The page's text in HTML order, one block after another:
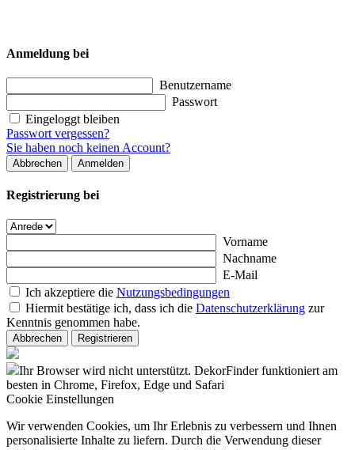
Anmeldung bei
Benutzername
Passwort
Eingeloggt bleiben
Passwort vergessen?
Sie haben noch keinen Account?
Abbrechen Anmelden
Registrierung bei
Vorname
Nachname
E-Mail
Ich akzeptiere die Nutzungsbedingungen
Hiermit bestätige ich, dass ich die Datenschutzerklärung zur
Kenntnis genommen habe.
Abbrechen Registrieren
Ihr Browser wird nicht unterstützt. DekorFinder funktioniert am
besten in Chrome, Firefox, Edge und Safari
Cookie Einstellungen
Wir verwenden Cookies, um Ihr Erlebnis zu verbessern und Ihnen
personalisierte Inhalte zu liefern. Durch die Verwendung dieser